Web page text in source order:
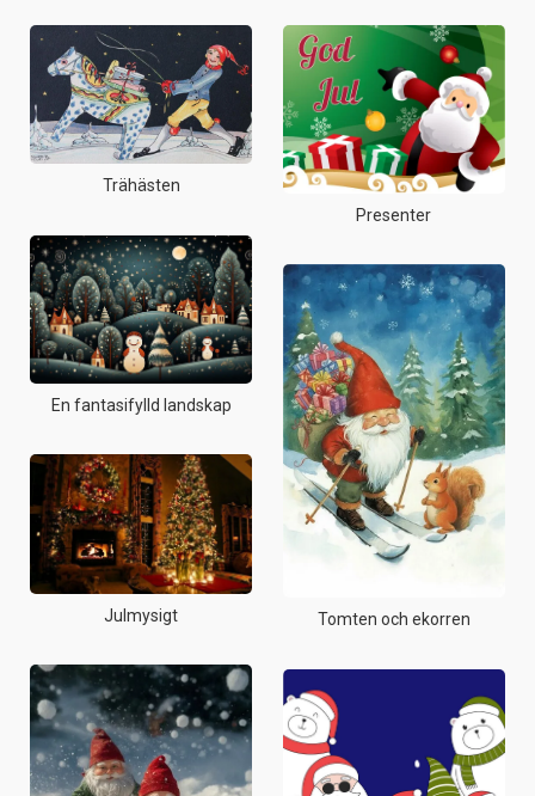
Trähästen
En fantasifylld landskap
Julmysigt
Presenter
Tomten och ekorren